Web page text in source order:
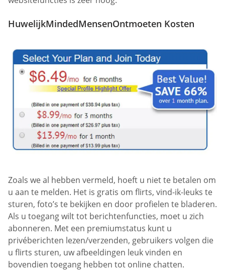
HuwelijkMindedMensenOntmoeten Kosten
Zoals we al hebben vermeld, hoeft u niet te betalen om
u aan te melden. Het is gratis om flirts, vind-ik-leuks te
sturen, foto’s te bekijken en door profielen te bladeren.
Als u toegang wilt tot berichtenfuncties, moet u zich
abonneren. Met een premiumstatus kunt u
privéberichten lezen/verzenden, gebruikers volgen die
u flirts sturen, uw afbeeldingen leuk vinden en
bovendien toegang hebben tot online chatten.